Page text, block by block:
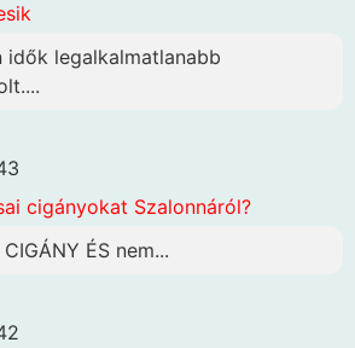
idők legalkalmatlanabb
cigányokat Szalonnáról?
ÉS nem...